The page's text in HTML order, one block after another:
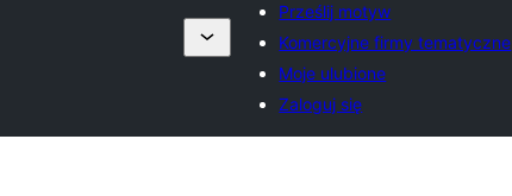
Prześlij motyw
Komercyjne firmy tematyczne
Moje ulubione
Zaloguj się